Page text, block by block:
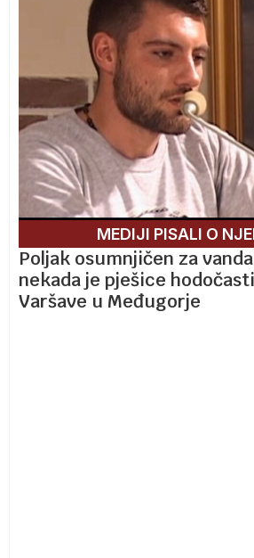
MEDIJI PISALI O
Poljak osumnjičen za
nekada je pješice
Varšave u Međugorje